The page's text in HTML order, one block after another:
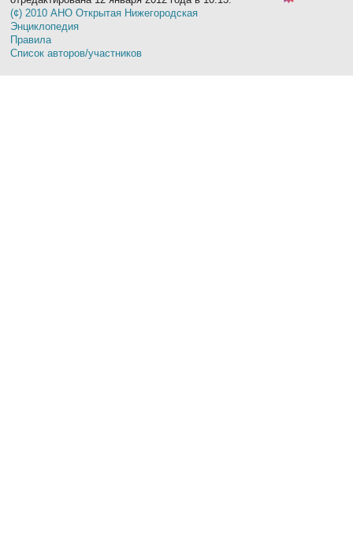
(¢) 2010 АНО Открытая Нижегородская
Энциклопедия
Правила
Список авторов/участников